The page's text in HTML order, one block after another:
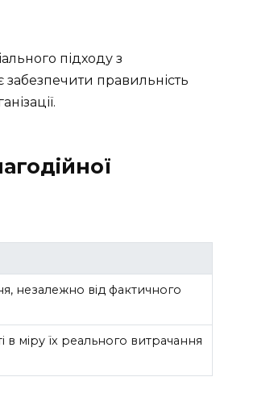
підходу з
правильність
незалежно від фактичного
міру їх реального витрачання